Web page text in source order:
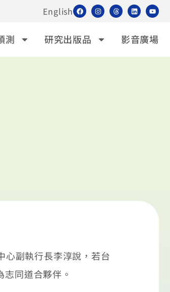
English
測 研究出版品 影音廣場
副執行長李淳說，若台
同道合夥伴。